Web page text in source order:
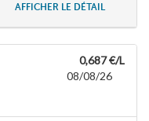
AFFICHER LE DÉTAIL
0,687 €/L
08/08/26